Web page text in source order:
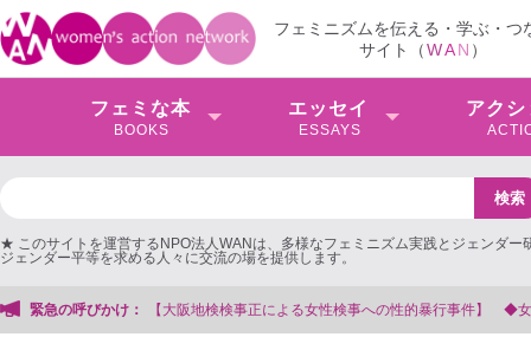
フェミニズムを伝える・学ぶ・つ
サイト（WAN ）
フェミな本
BOOKS
エッセイ
ESSAYS
アクシ
★ このサイトを運営するNPO法人WANは、多様なフェミニズム実践とジェンダー
ジェンダー平等を求める人々に交流の場を提供します。
緊急の呼びかけ：
地検検事正による女性検事への性的暴行事件】 ◆女性検事を支援する会事務局